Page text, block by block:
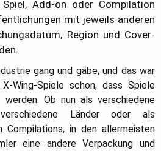
Add-on oder Compilation
mit jeweils anderen
Region und Cover-
gang und gäbe, und das war
Wing-Spiele schon, dass Spiele
Ob nun als verschiedene
Länder oder als
Compilations, in den allermeisten
eine andere Verpackung und